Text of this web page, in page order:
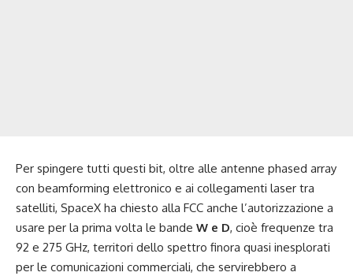
Per spingere tutti questi bit, oltre alle antenne phased array
con beamforming elettronico e ai collegamenti laser tra
satelliti, SpaceX ha chiesto alla FCC anche l’autorizzazione a
usare per la prima volta le bande W e D, cioè frequenze tra
92 e 275 GHz, territori dello spettro finora quasi inesplorati
per le comunicazioni commerciali, che servirebbero a